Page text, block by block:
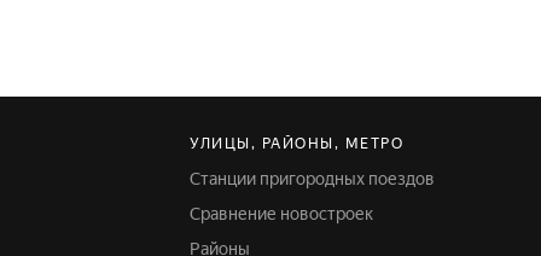
УЛИЦЫ, РАЙОНЫ, МЕТРО
Станции пригородных поездов
Сравнение новостроек
Районы